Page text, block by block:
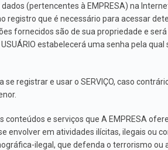
(pertencentes à EMPRESA) na
registro que é necessário para acessar
fornecidos são de sua propriedade e
estabelecerá uma senha pela
registrar e usar o SERVIÇO, caso
e serviços que A EMPRESA
envolver em atividades ilícitas, ilegais ou
ilegal, que defenda o terrorismo ou